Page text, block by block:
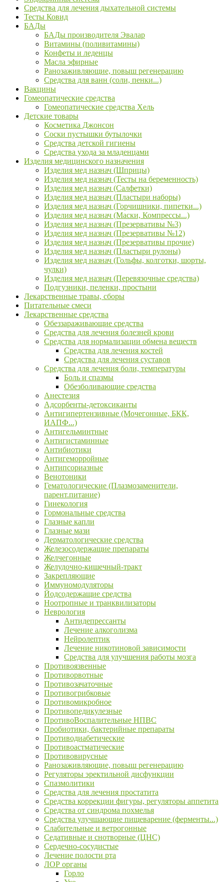
Средства для лечения дыхательной системы
Тесты Ковид
БАДы
БАДы производителя Эвалар
Витамины (поливитамины)
Конфеты и леденцы
Масла эфирные
Ранозаживляющие, повыш регенерацию
Средства для ванн (соли, пенки...)
Вакцины
Гомеопатические средства
Гомеопатические средства Хель
Детские товары
Косметика Джонсон
Соски пустышки бутылочки
Средства детской гигиены
Средства ухода за младенцами
Изделия медицинского назначения
Изделия мед назнач (Шприцы)
Изделия мед назнач (Тесты на беременность)
Изделия мед назнач (Салфетки)
Изделия мед назнач (Пластыри наборы)
Изделия мед назнач (Горчишники, пипетки...)
Изделия мед назнач (Маски, Компрессы...)
Изделия мед назнач (Презервативы №3)
Изделия мед назнач (Презервативы №12)
Изделия мед назнач (Презервативы прочие)
Изделия мед назнач (Пластыри рулоны)
Изделия мед назнач (Гольфы, колготки, шорты,
чулки)
Изделия мед назнач (Перевязочные средства)
Подгузники, пеленки, простыни
Лекарственные травы, сборы
Питательные смеси
Лекарственные средства
Обеззараживающие средства
Средства для лечения болезней крови
Средства для нормализации обмена веществ
Средства для лечения костей
Средства для лечения суставов
Средства для лечения боли, температуры
Боль и спазмы
Обезболивающие средства
Анестезия
Адсорбенты-детоксиканты
Антигипертензивные (Мочегонные, БКК,
ИАПФ...)
Антигельминтные
Антигистаминные
Антибиотики
Антигеморройные
Антипсориазные
Венотоники
Гематологические (Плазмозаменители,
парент.питание)
Гинекология
Гормональные средства
Глазные капли
Глазные мази
Дерматологические средства
Железосодержащие препараты
Желчегонные
Желудочно-кишечный-тракт
Закрепляющие
Иммуномодуляторы
Йодсодержащие средства
Ноотропные и транквилизаторы
Неврология
Антидепрессанты
Лечение алкоголизма
Нейролептик
Лечение никотиновой зависимости
Средства для улучшения работы мозга
Противоязвенные
Противорвотные
Противозачаточные
Противогрибковые
Противомикробное
Противопедикулезные
ПротивоВоспалительные НПВС
Пробиотики, бактерийные препараты
Противодиабетические
Противоастматические
Противовирусные
Ранозаживляющие, повыш регенерацию
Регуляторы эректильной дисфункции
Спазмолитики
Средства для лечения простатита
Средства коррекции фигуры, регуляторы аппетита
Средства от синдрома похмелья
Средства улучшающие пищеварение (ферменты...)
Слабительные и ветрогонные
Седативные и снотворные (ЦНС)
Сердечно-сосудистые
Лечение полости рта
ЛОР органы
Горло